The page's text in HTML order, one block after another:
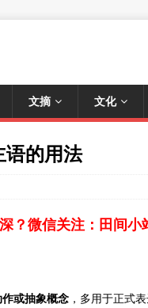
文摘 文化
语的用法
？微信关注：田间小
或抽象概念 ，多用于正式